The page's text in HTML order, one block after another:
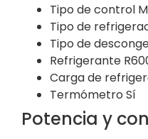
Tipo de control
Tipo de
Tipo de
Refrigerante
Carga de
Termómetro Sí
Potencia y